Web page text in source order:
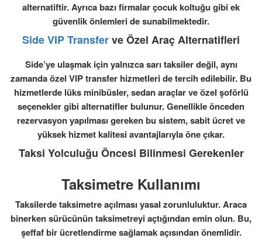
alternatiftir. Ayrıca bazı firmalar çocuk koltuğu gibi ek
güvenlik önlemleri de sunabilmektedir.
Side VIP Transferve Özel Araç Alternatifleri
Side’ye ulaşmak için yalnızca sarı taksiler değil, aynı
zamanda özel VIP transfer hizmetleri de tercih edilebilir. Bu
hizmetlerde lüks minibüsler, sedan araçlar ve özel şoförlü
seçenekler gibi alternatifler bulunur. Genellikle önceden
rezervasyon yapılması gereken bu sistem, sabit ücret ve
yüksek hizmet kalitesi avantajlarıyla öne çıkar.
Taksi Yolculuğu Öncesi Bilinmesi Gerekenler
Taksimetre Kullanımı
Taksilerde taksimetre açılması yasal zorunluluktur. Araca
binerken sürücünün taksimetreyi açtığından emin olun. Bu,
şeffaf bir ücretlendirme sağlamak açısından önemlidir.